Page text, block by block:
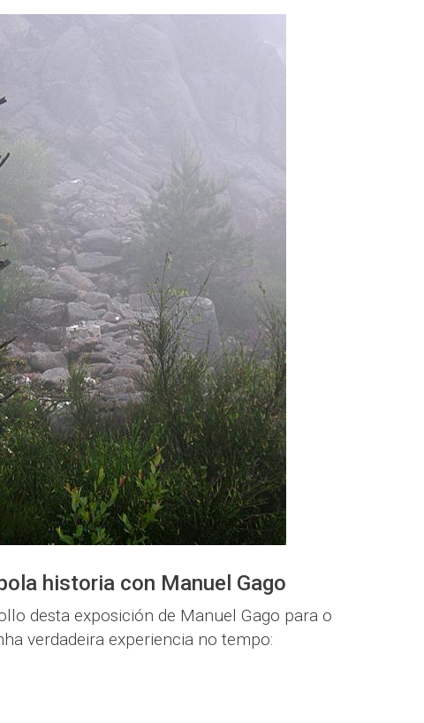
historia con Manuel Gago
desta exposición de Manuel Gago para o
verdadeira experiencia no tempo: